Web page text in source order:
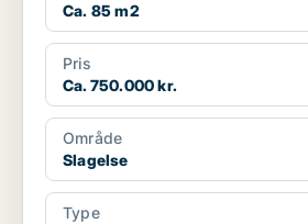
Ca. 85 m2
Pris
Ca. 750.000 kr.
Område
Slagelse
Type